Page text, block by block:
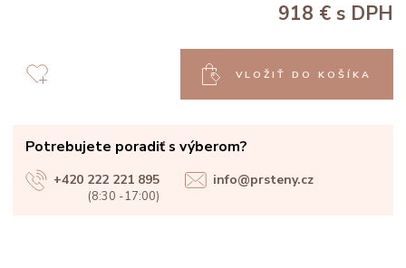
918 € s DPH
VLOŽIŤ DO KOŠÍKA
Potrebujete poradiť s výberom?
+420 222 221 895
(8:30 -17:00)
info@prsteny.cz